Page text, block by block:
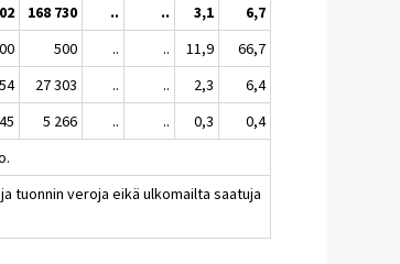
168 730 .. .. 3,1
6,7
500 .. .. 11,9
66,7
27 303 .. .. 2,3
6,4
5 266 .. .. 0,3 0,4
tuonnin veroja eikä ulkomailta saatuja